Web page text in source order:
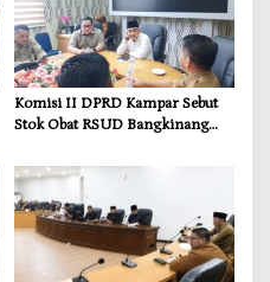
Komisi II DPRD Kampar Sebut
Stok Obat RSUD Bangkinang